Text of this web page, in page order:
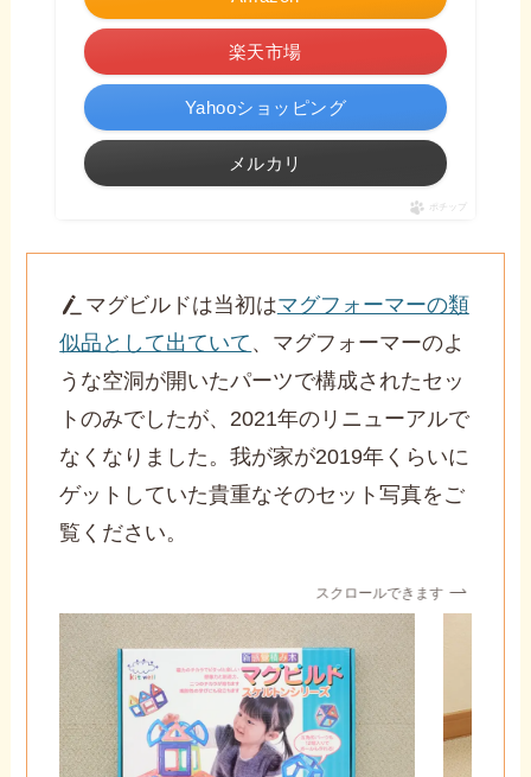
楽天市場
Yahooショッピング
メルカリ
ポチップ
マグビルドは当初はマグフォーマーの類
似品として出ていて 、マグフォーマーのよ
うな空洞が開いたパーツで構成されたセッ
トのみでしたが、2021年のリニューアルで
なくなりました。我が家が2019年くらいに
ゲットしていた貴重なそのセット写真をご
覧ください。
スクロールできます